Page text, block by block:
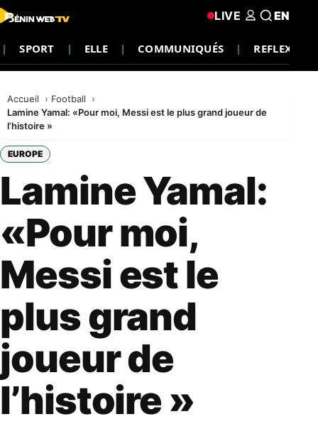
SPORT ELLE COMMUNIQUÉS REFLEXION
LIVE EN
Accueil
Football
Lamine Yamal: «Pour moi, Messi est le plus grand joueur de
l’histoire »
EUROPE
Lamine Yamal:
«Pour moi,
Messi est le
plus grand
joueur de
l’histoire »